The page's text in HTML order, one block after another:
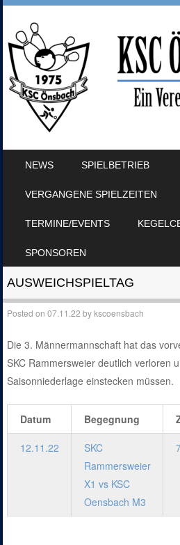
NEWS SPIELBETRIEB
VERGANGENE SPIELZEITEN
TERMINE/EVENTS
SPONSOREN
AUSWEICHSPIELTAG
Posted on07.11.22 bykscoensbach
Die 3. Männermannschaft hat das
SKC Rammersweier deutlich verloren
Saisonniederlage einstecken müssen.
Datum Begegnung
12.11.22
SKC
Rammersweier
X1 vs KSC
Oensbach M3